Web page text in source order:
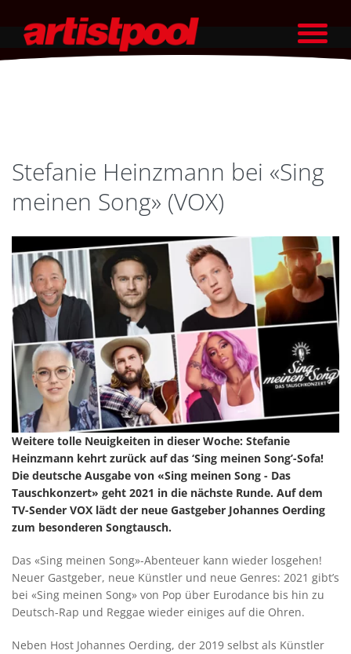
Stefanie Heinzmann bei «Sing
meinen Song» (VOX)
Weitere tolle Neuigkeiten in dieser Woche: Stefanie
Heinzmann kehrt zurück auf das ‘Sing meinen Song’-Sofa!
Die deutsche Ausgabe von «Sing meinen Song - Das
Tauschkonzert» geht 2021 in die nächste Runde. Auf dem
TV-Sender VOX lädt der neue Gastgeber Johannes Oerding
zum besonderen Songtausch.
Das «Sing meinen Song»-Abenteuer kann wieder losgehen!
Neuer Gastgeber, neue Künstler und neue Genres: 2021 gibt’s
bei «Sing meinen Song» von Pop über Eurodance bis hin zu
Deutsch-Rap und Reggae wieder einiges auf die Ohren.
Neben Host Johannes Oerding, der 2019 selbst als Künstler